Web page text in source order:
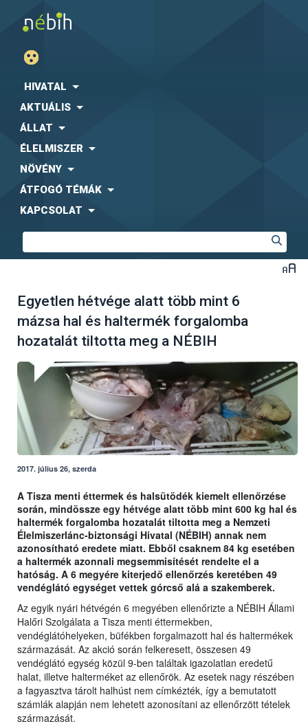
HIVATAL
AKTUÁLIS
ÁLLAT
ÉLELMISZER
NÖVÉNY
ÁTFOGÓ TÉMÁK
KAPCSOLAT
Egyetlen hétvége alatt több mint 6
mázsa hal és haltermék forgalomba
hozatalát tiltotta meg a NÉBIH
2017. július 26, szerda
A Tisza menti éttermek és halsütödék kiemelt ellenőrzése
során, mindössze egy hétvége alatt több mint 600 kg hal és
haltermék forgalomba hozatalát tiltotta meg a Nemzeti
Élelmiszerlánc-biztonsági Hivatal (NÉBIH) annak nem
azonosítható eredete miatt. Ebből csaknem 84 kg esetében
a haltermék azonnali megsemmisítését rendelte el a
hatóság. A 6 megyére kiterjedő ellenőrzés keretében 49
vendéglátó egységet vettek górcső alá a szakemberek.
Az egyik nyári hétvégén 6 megyében ellenőrizte a NÉBIH Állami
Halőri Szolgálata a Tisza menti éttermekben,
vendéglátóhelyeken, büfékben forgalmazott hal és haltermékek
származását. Az akció során felkeresett, összesen 49
vendéglátó egység közül 9-ben találtak igazolatlan eredetű
halat, illetve halterméket az ellenőrök. Az esetek nagy részében
a fagyasztva tárolt halhúst nem címkézték, így a bemutatott
számlák alapján nem lehetett azonosítani az ellenőrzött tételek
származását.